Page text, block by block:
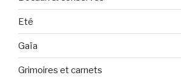
Eté
Gaïa
Grimoires et carnets